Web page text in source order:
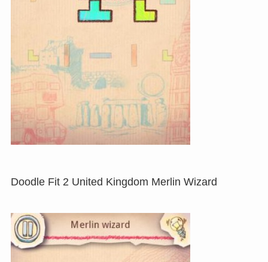
Doodle Fit 2 United Kingdom Merlin Wizard